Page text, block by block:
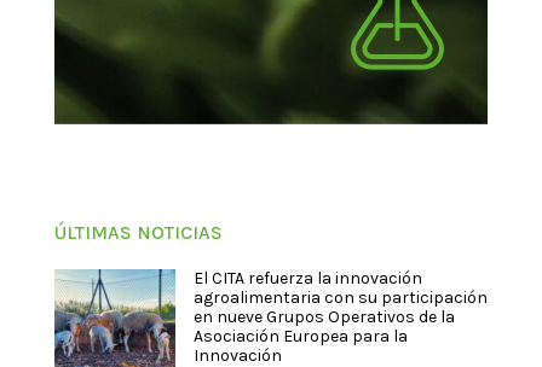
ÚLTIMAS NOTICIAS
El CITA refuerza la innovación
agroalimentaria con su participación
en nueve Grupos Operativos de la
Asociación Europea para la
Innovación